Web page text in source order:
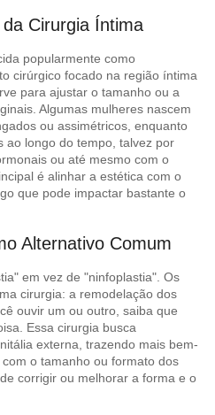
Cirurgia Íntima
popularmente como
cirúrgico focado na região íntima
para ajustar o tamanho ou a
Algumas mulheres nascem
ou assimétricos, enquanto
ao longo do tempo, talvez por
ou até mesmo com o
é alinhar a estética com o
que pode impactar bastante o
Alternativo Comum
em vez de "ninfoplastia". Os
cirurgia: a remodelação dos
ouvir um ou outro, saiba que
Essa cirurgia busca
externa, trazendo mais bem-
o tamanho ou formato dos
corrigir ou melhorar a forma e o